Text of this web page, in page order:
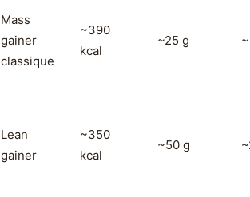
Mass
gainer
classique
~390
kcal
~25 g
Lean
gainer
~350
kcal
~50 g